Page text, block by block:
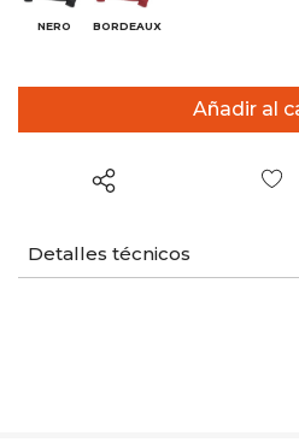
NERO BORDEAUX
Detalles técnicos